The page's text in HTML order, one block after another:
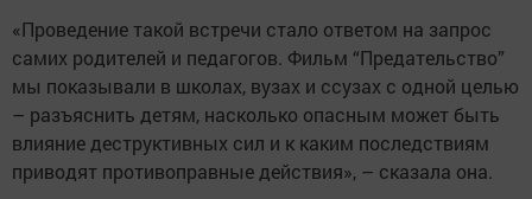
«Проведение такой встречи стало ответом на запрос
самих родителей и педагогов. Фильм “Предательство”
мы показывали в школах, вузах и ссузах с одной целью
– разъяснить детям, насколько опасным может быть
влияние деструктивных сил и к каким последствиям
приводят противоправные действия», – сказала она.